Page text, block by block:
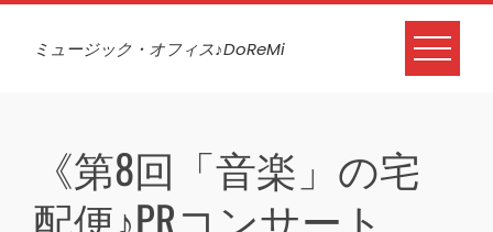
Skip
ミュージック・オフィス♪DoReMi
《第8回「音楽」の宅
配便♪PRコンサート